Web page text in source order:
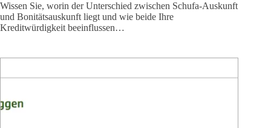
Wissen Sie, worin der Unterschied zwischen Schufa-Auskunft
und Bonitätsauskunft liegt und wie beide Ihre
Kreditwürdigkeit beeinflussen…